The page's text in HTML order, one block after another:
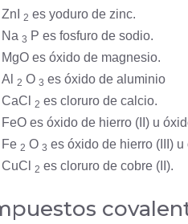
ZnI
2 es yoduro de zinc.
Na 3 P es fosfuro de sodio.
MgO es óxido de magnesio.
Al
2 O 3 es óxido de aluminio
CaCl
2 es cloruro de calcio.
FeO es óxido de hierro (II) u
Fe 2 O 3 es óxido de hierro (III) u
CuCl
2 es cloruro de cobre (II).